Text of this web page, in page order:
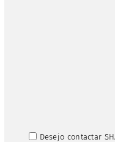
Desejo contactar